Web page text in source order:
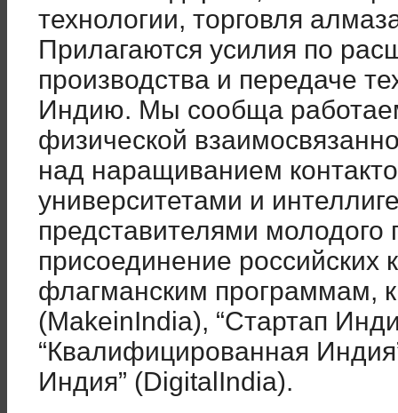
технологии, торговля
Прилагаются усилия по
производства и передаче
Индию. Мы сообща
физической
над наращиванием
университетами и
представителями молодого
присоединение
флагманским программам,
(MakeinIndia), “Стартап
“Квалифицированная
Индия” (DigitalIndia).